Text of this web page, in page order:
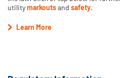
utilitymarkoutsand safety.
Learn More